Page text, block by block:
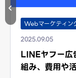
Webマーケティン
2025.09.05
LINEヤフー広
組み、費用や